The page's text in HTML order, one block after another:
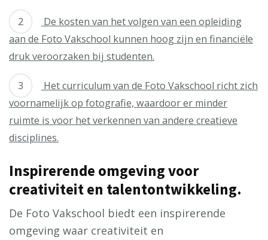
De kosten van het volgen van een opleiding
aan de Foto Vakschool kunnen hoog zijn en financiële
druk veroorzaken bij studenten.
Het curriculum van de Foto Vakschool richt zich
voornamelijk op fotografie, waardoor er minder
ruimte is voor het verkennen van andere creatieve
disciplines.
Inspirerende omgeving voor
creativiteit en talentontwikkeling.
De Foto Vakschool biedt een inspirerende
omgeving waar creativiteit en